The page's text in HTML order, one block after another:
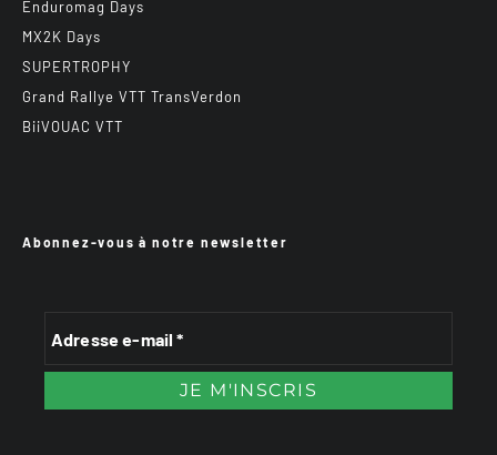
Enduromag Days
MX2K Days
SUPERTROPHY
Grand Rallye VTT TransVerdon
BiiVOUAC VTT
Abonnez-vous à notre newsletter